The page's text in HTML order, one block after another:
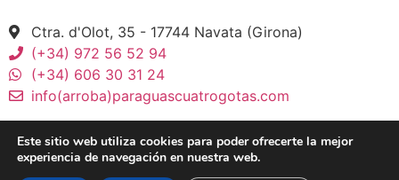
Ctra. d'Olot, 35 - 17744 Navata (Girona)
(+34) 972 56 52 94
(+34) 606 30 31 24
info(arroba)paraguascuatrogotas.com
Este sitio web utiliza cookies para poder ofrecerte la mejor
experiencia de navegación en nuestra web.